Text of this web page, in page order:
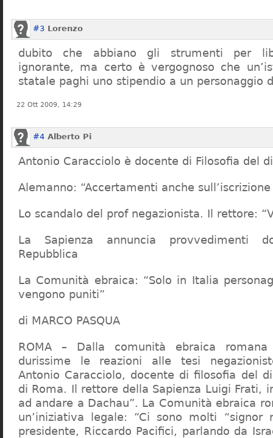
#3 Lorenzo
dubito che abbiano gli strumenti per
ignorante, ma certo è vergognoso che
statale paghi uno stipendio a un personaggio
22 Ott 2009, 14:29
#4 Alberto Pi
Antonio Caracciolo è docente di Filosofia del
Alemanno: “Accertamenti anche
Lo scandalo del prof negazionista. Il rettore:
La Sapienza annuncia provvedimenti
Repubblica
La Comunità ebraica: “Solo in Italia
vengono puniti”
di MARCO PASQUA
ROMA – Dalla comunità ebraica
durissime le reazioni alle tesi
Antonio Caracciolo, docente di filosofia del
di Roma. Il rettore della Sapienza Luigi Frati,
ad andare a Dachau”. La Comunità ebraica
un’iniziativa legale: “Ci sono molti “signor
presidente, Riccardo Pacifici, parlando da